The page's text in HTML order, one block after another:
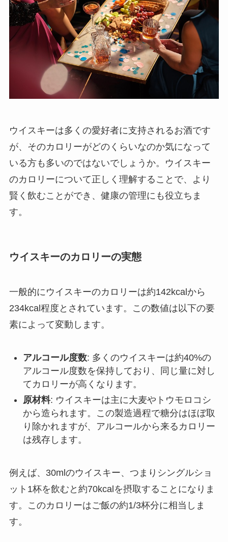
ウイスキーは多くの愛好者に支持されるお酒です
が、そのカロリーがどのくらいなのか気になって
いる方も多いのではないでしょうか。ウイスキー
のカロリーについて正しく理解することで、より
賢く飲むことができ、健康の管理にも役立ちま
す。
ウイスキーのカロリーの実態
一般的にウイスキーのカロリーは約142kcalから
234kcal程度とされています。この数値は以下の要
素によって変動します。
アルコール度数: 多くのウイスキーは約40%の
アルコール度数を保持しており、同じ量に対し
てカロリーが高くなります。
原材料: ウイスキーは主に大麦やトウモロコシ
から造られます。この製造過程で糖分はほぼ取
り除かれますが、アルコールから来るカロリー
は残存します。
例えば、30mlのウイスキー、つまりシングルショ
ット1杯を飲むと約70kcalを摂取することになりま
す。このカロリーはご飯の約1/3杯分に相当しま
す。